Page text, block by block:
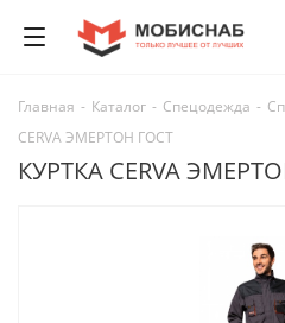
Главная - Каталог - Спецодежда -
CERVA ЭМЕРТОН ГOСТ
КУРТКА CERVA